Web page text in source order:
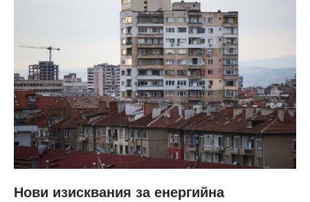
Нови изисквания за енергийна